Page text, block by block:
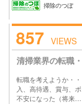
掃除のつぼ
857 VIEWS
清掃業界の転職
転職を考えようか・
入、高待遇、賞与、
不安になった（将来…